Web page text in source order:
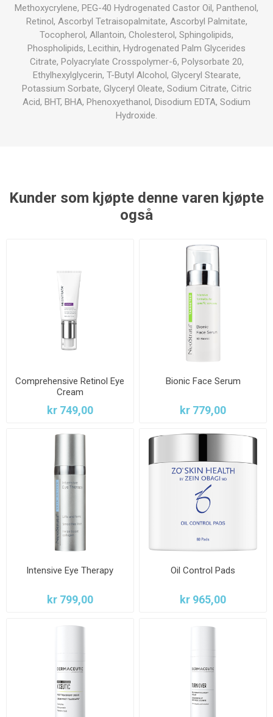
Methoxycrylene, PEG-40 Hydrogenated Castor Oil, Panthenol,
Retinol, Ascorbyl Tetraisopalmitate, Ascorbyl Palmitate,
Tocopherol, Allantoin, Cholesterol, Sphingolipids,
Phospholipids, Lecithin, Hydrogenated Palm Glycerides
Citrate, Polyacrylate Crosspolymer-6, Polysorbate 20,
Ethylhexylglycerin, T-Butyl Alcohol, Glyceryl Stearate,
Potassium Sorbate, Glyceryl Oleate, Sodium Citrate, Citric
Acid, BHT, BHA, Phenoxyethanol, Disodium EDTA, Sodium
Hydroxide.
Kunder som kjøpte denne varen kjøpte
også
Comprehensive Retinol Eye
Cream
kr 749,00
Bionic Face Serum
kr 779,00
Intensive Eye Therapy
kr 799,00
Oil Control Pads
kr 965,00